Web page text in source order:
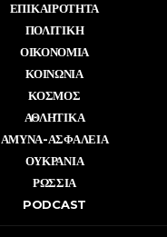
ΕΠΙΚΑΙΡΟΤΗΤΑ
ΠΟΛΙΤΙΚΗ
ΟΙΚΟΝΟΜΙΑ
ΚΟΙΝΩΝΙΑ
ΚΟΣΜΟΣ
ΑΘΛΗΤΙΚΑ
ΑΜΥΝΑ-ΑΣΦΑΛΕΙΑ
ΟΥΚΡΑΝΙΑ
ΡΩΣΣΙΑ
PODCAST